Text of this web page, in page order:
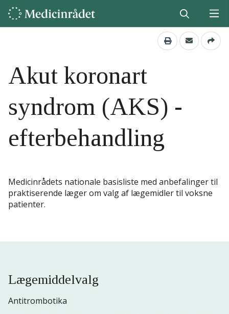
Akut koronart
syndrom (AKS) -
efterbehandling
Medicinrådets nationale basisliste med anbefalinger til
praktiserende læger om valg af lægemidler til voksne
patienter.
Lægemiddelvalg
Antitrombotika